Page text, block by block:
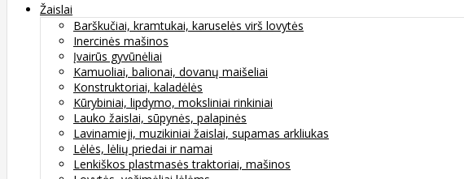
Žaislai
Barškučiai, kramtukai, karuselės virš lovytės
Inercinės mašinos
Įvairūs gyvūnėliai
Kamuoliai, balionai, dovanų maišeliai
Konstruktoriai, kaladėlės
Kūrybiniai, lipdymo, moksliniai rinkiniai
Lauko žaislai, sūpynės, palapinės
Lavinamieji, muzikiniai žaislai, supamas arkliukas
Lėlės, lėlių priedai ir namai
Lenkiškos plastmasės traktoriai, mašinos